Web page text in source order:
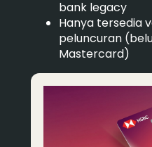
bank legacy
Hanya tersedia
peluncuran
Mastercard)